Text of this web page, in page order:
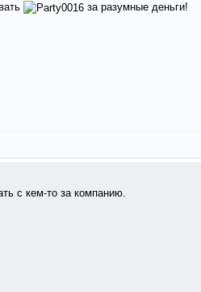
за разумные деньги!
с кем-то за компанию.